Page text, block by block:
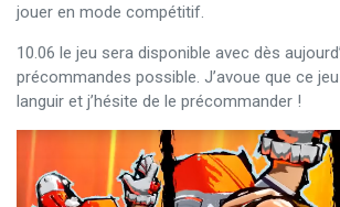
jouer en mode compétitif.
10.06 le jeu sera disponible avec dès
précommandes possible. J’avoue que ce
languir et j’hésite de le précommander !